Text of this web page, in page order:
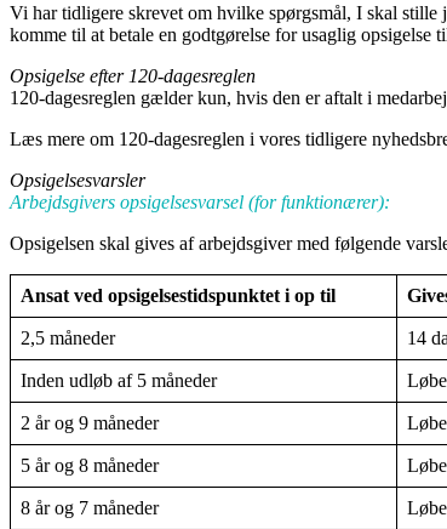
Vi har tidligere skrevet om hvilke spørgsmål, I skal stille
komme til at betale en godtgørelse for usaglig opsigelse
Opsigelse efter 120-dagesreglen
120-dagesreglen gælder kun, hvis den er aftalt i
Læs mere om 120-dagesreglen i vores tidligere
Opsigelsesvarsler
Arbejdsgivers opsigelsesvarsel (for funktionærer):
Opsigelsen skal gives af arbejdsgiver med følgende
Ansat ved opsigelsestidspunktet i op til
2,5 måneder 14
Inden udløb af 5 måneder
2 år og 9 måneder
5 år og 8 måneder
8 år og 7 måneder